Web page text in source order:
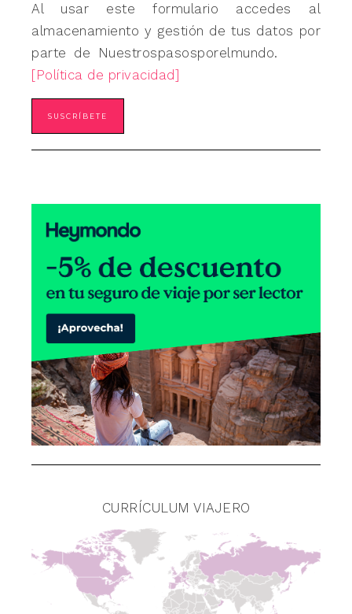
Al usar este formulario accedes al
almacenamiento y gestión de tus datos por
parte de Nuestrospasosporelmundo.
[Política de privacidad]
CURRÍCULUM VIAJERO